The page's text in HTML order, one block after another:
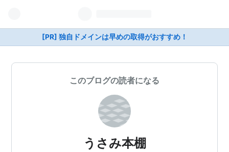
[PR] 独自ドメインは早めの取得がおすすめ！
このブログの読者になる
うさみ本棚